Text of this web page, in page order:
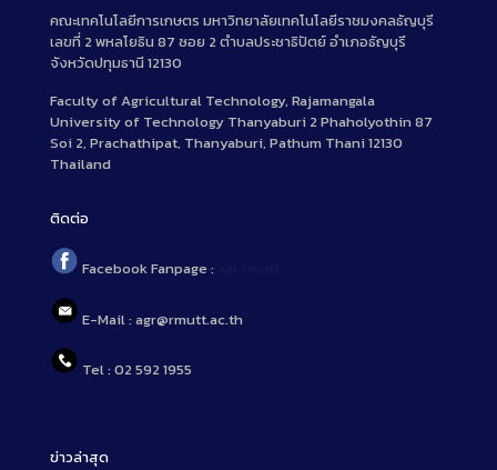
คณะเทคโนโลยีการเกษตร มหาวิทยาลัยเทคโนโลยีราชมงคลธัญบุรี
เลขที่ 2 พหลโยธิน 87 ซอย 2 ตำบลประชาธิปัตย์ อำเภอธัญบุรี
จังหวัดปทุมธานี 12130
Faculty of Agricultural Technology, Rajamangala
University of Technology Thanyaburi 2 Phaholyothin 87
Soi 2, Prachathipat, Thanyaburi, Pathum Thani 12130
Thailand
ติดต่อ
Facebook Fanpage :
E-Mail : agr@rmutt.ac.th
Tel : 02 592 1955
ข่าวล่าสุด